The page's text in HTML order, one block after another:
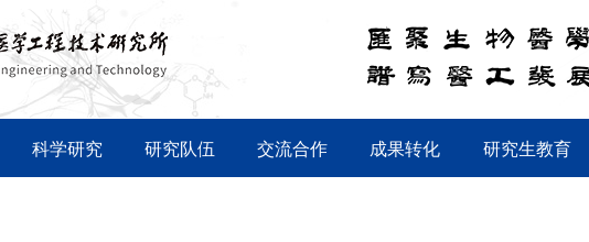
科学研究 研究队伍 交流合作 成果转化 研究生教育